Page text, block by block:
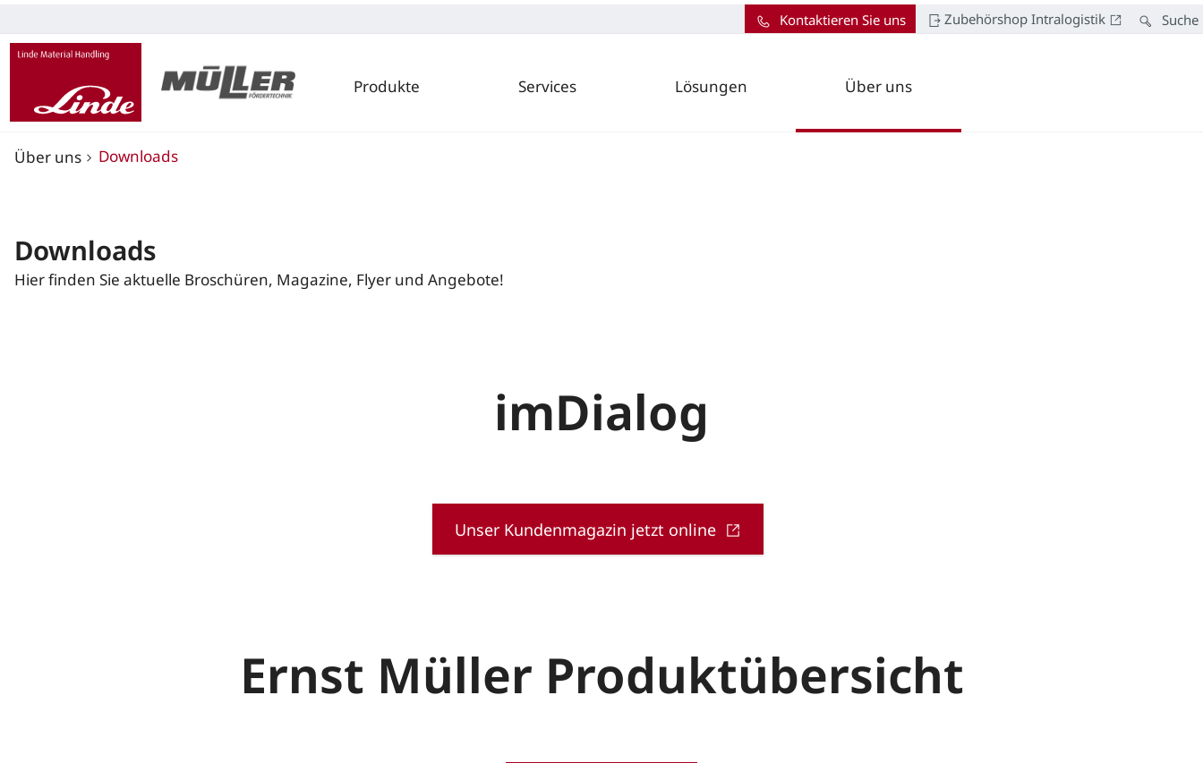
Produkte Services Lösungen Über uns
Suche
Zubehörshop Intralogistik
Kontaktieren Sie uns
Über uns Downloads
Downloads
Hier finden Sie aktuelle Broschüren, Magazine, Flyer und Angebote!
imDialog
Unser Kundenmagazin jetzt online
Ernst Müller Produktübersicht